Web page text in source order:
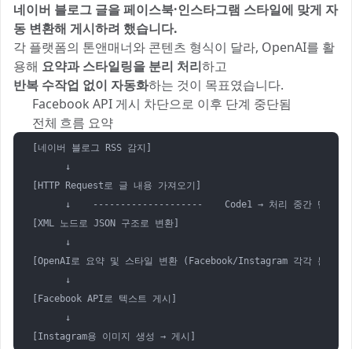
네이버 블로그 글을 페이스북·인스타그램 스타일에 맞게 자
동 변환해 게시하려 했습니다.
각 플랫폼의 톤앤매너와 콘텐츠 형식이 달라, OpenAI를 활
용해 요약과 스타일링을 분리 처리하고
반복 수작업 없이 자동화하는 것이 목표였습니다.
⛔ Facebook API 게시 차단으로 이후 단계 중단됨
✅ 전체 흐름 요약
[네이버 블로그 RSS 감지]
      ↓
[HTTP Request로 글 내용 가져오기]
      ↓    --------------------    Code1 → 처리 중간 단계
[XML 노드로 JSON 구조로 변환]
      ↓
[OpenAI로 요약 및 스타일 변환 (Facebook/Instagram 각각 분리)]
      ↓
[Facebook API로 텍스트 게시]
      ↓
[Instagram용 이미지 생성 → 게시]